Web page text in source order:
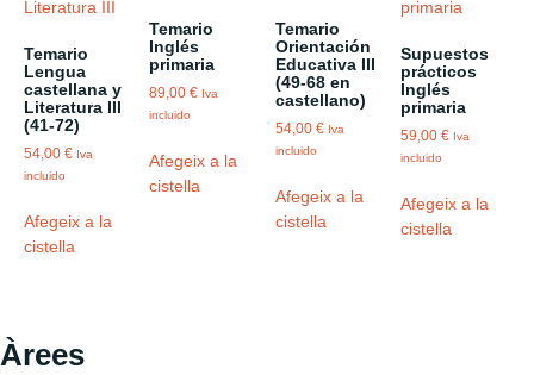
Temario
Lengua
castellana y
Literatura III
(41-72)
54,00 € Iva
incluido
Afegeix a la
cistella
Temario
Inglés
primaria
89,00€ Iva
incluido
Afegeix a la
cistella
Temario
Orientación
Educativa III
(49-68 en
castellano)
54,00 € Iva
incluido
Afegeix a la
cistella
Supuestos
prácticos
Inglés
primaria
59,00€ Iva
incluido
Afegeix a la
cistella
Àrees